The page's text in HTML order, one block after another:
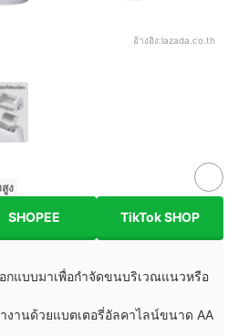
อ้างอิง:lazada.co.th
ง
SHOPEE TikTok SHOP
กแบบมาเพื่อกำจัดขนบริเวณแนวหรือ
งานด้วยแบตเตอรี่อัลคาไลน์ขนาด AA